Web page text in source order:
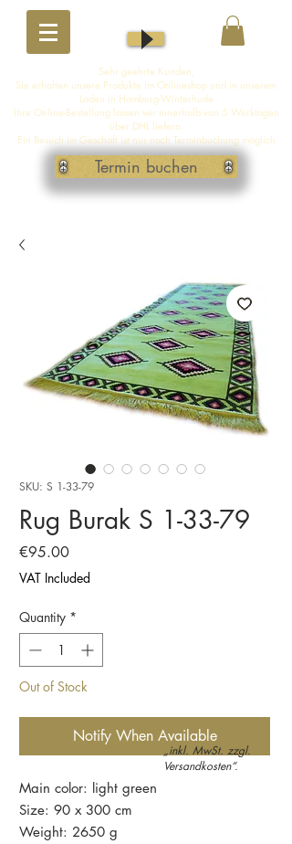
Sehr geehrte Kunden,
Sie erhalten unsere Produkte im Onlineshop und in unserem
Laden in Hamburg-Winterhude
Ihre Online-Bestellung lassen wir innerhalb von 5 Werktagen
über DHL liefern.
Ein Besuch im Geschäft ist nur nach Terminbuchung möglich
Termin buchen
SKU: S 1-33-79
Rug Burak S 1-33-79
€95.00Price
VAT Included
Quantity *
Out of Stock
Notify When Available
Main color: light green
Size: 90 x 300 cm
Weight: 2650 g
„inkl. MwSt. zzgl.
Versandkosten“.